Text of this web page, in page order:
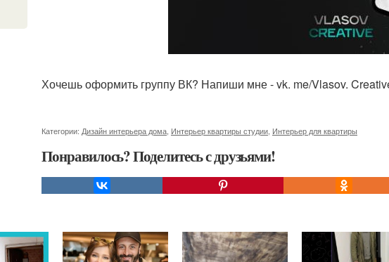
Хочешь оформить группу ВК? Напиши мне - vk. me/Vlasov.
Категории: Дизайн интерьера дома Интерьер квартиры студии Интерьер для квартиры
Понравилось? Поделитесь с друзьями!